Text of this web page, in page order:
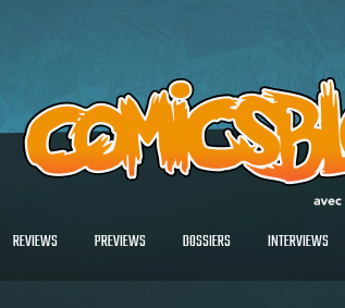
REVIEWS PREVIEWS DOSSIERS INTERVIEWS